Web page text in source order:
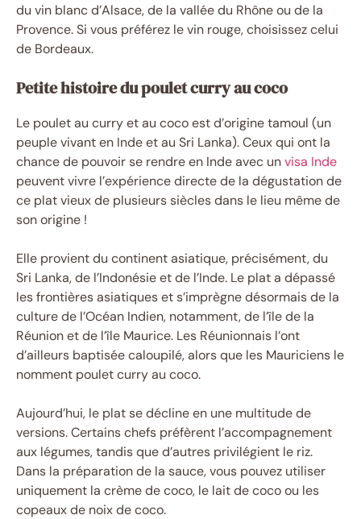
du vin blanc d’Alsace, de la vallée du Rhône ou de la
Provence. Si vous préférez le vin rouge, choisissez celui
de Bordeaux.
Petite histoire du poulet curry au coco
Le poulet au curry et au coco est d’origine tamoul (un
peuple vivant en Inde et au Sri Lanka). Ceux qui ont la
chance de pouvoir se rendre en Inde avec unvisa Inde
peuvent vivre l’expérience directe de la dégustation de
ce plat vieux de plusieurs siècles dans le lieu même de
son origine !
Elle provient du continent asiatique, précisément, du
Sri Lanka, de l’Indonésie et de l’Inde. Le plat a dépassé
les frontières asiatiques et s’imprègne désormais de la
culture de l’Océan Indien, notamment, de l’île de la
Réunion et de l’île Maurice. Les Réunionnais l’ont
d’ailleurs baptisée caloupilé, alors que les Mauriciens le
nomment poulet curry au coco.
Aujourd’hui, le plat se décline en une multitude de
versions. Certains chefs préfèrent l’accompagnement
aux légumes, tandis que d’autres privilégient le riz.
Dans la préparation de la sauce, vous pouvez utiliser
uniquement la crème de coco, le lait de coco ou les
copeaux de noix de coco.